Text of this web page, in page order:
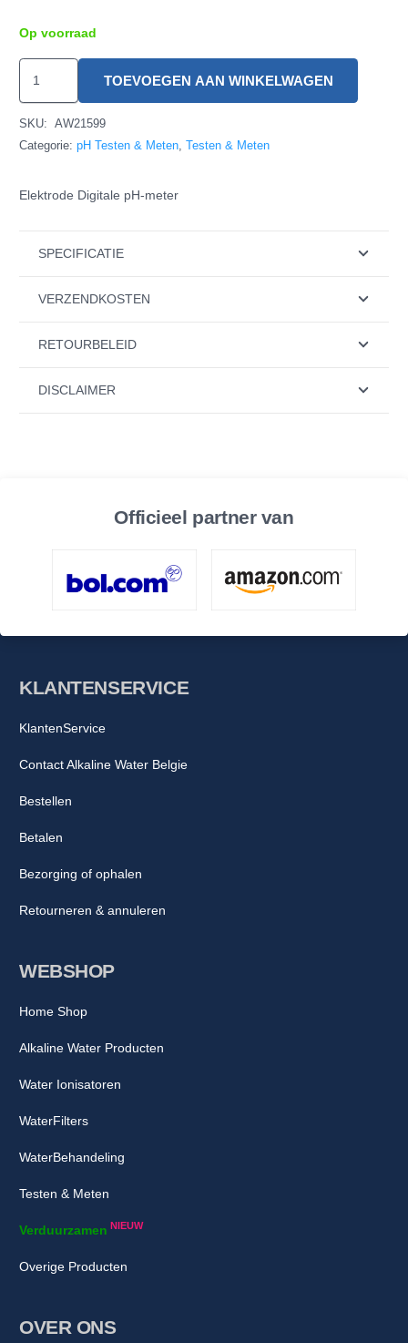
Op voorraad
Digitale
pH-
meter
TOEVOEGEN AAN WINKELWAGEN
SKU:
AW21599
Categorie: pH Testen & Meten, Testen & Meten
Elektrode Digitale pH-meter
SPECIFICATIE
VERZENDKOSTEN
RETOURBELEID
DISCLAIMER
Officieel partner van
WEBSHOP
Home Shop
Alkaline Water Producten
Water Ionisatoren
WaterFilters
WaterBehandeling
Testen & Meten
Verduurzamen NIEUW
Overige Producten
OVER ONS
KLANTENSERVICE
KlantenService
Contact Alkaline Water Belgie
Bestellen
Betalen
Bezorging of ophalen
Retourneren & annuleren